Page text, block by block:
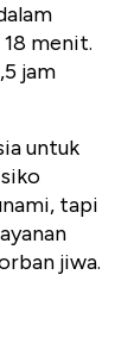
menit.
jam
untuk
tapi
jiwa.